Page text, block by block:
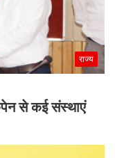
राज्य
से कई संस्थाएं